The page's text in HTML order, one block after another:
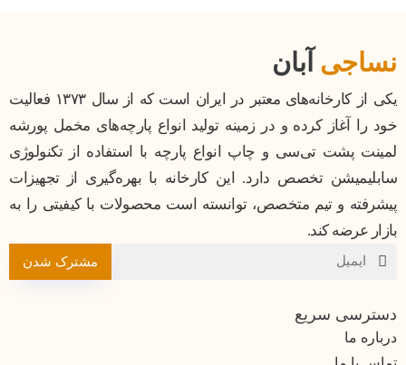
نساجی آبان
یکی از کارخانه‌های معتبر در ایران است که از سال ۱۳۷۳ فعالیت
خود را آغاز کرده و در زمینه تولید انواع پارچه‌های مخمل پورشه
لمینت پشت تی‌سی و چاپ انواع پارچه با استفاده از تکنولوژی
سابلیمیشن تخصص دارد. این کارخانه با بهره‌گیری از تجهیزات
پیشرفته و تیم متخصص، توانسته است محصولات با کیفیتی را به
بازار عرضه کند.
مشترک شدن
دسترسی سریع
درباره ما